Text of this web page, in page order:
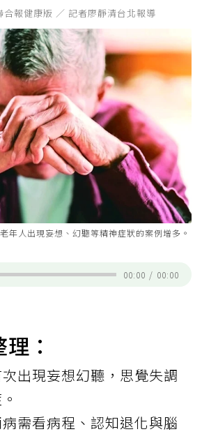
合報健康版 ／ 記者廖靜清台北報導
年人出現妄想、幻聽等精神症狀的案例增多。
00:00 / 00:00
：
出現妄想幻聽，思覺失調
需看病程、認知退化與腦